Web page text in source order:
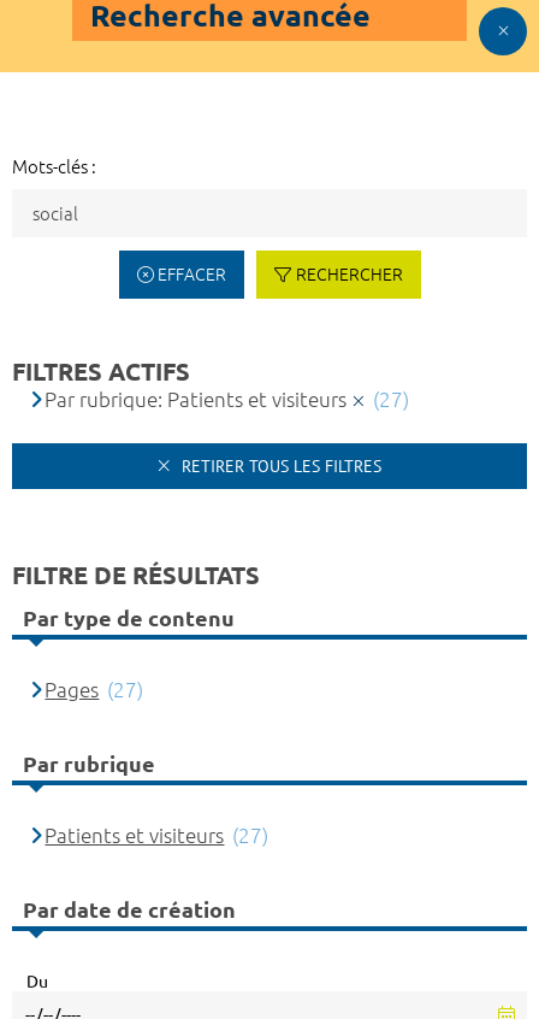
Recherche avancée
Mots-clés :
EFFACER RECHERCHER
FILTRES ACTIFS
Par rubrique: Patients et visiteurs (27)
RETIRER TOUS LES FILTRES
FILTRE DE RÉSULTATS
Par type de contenu
Pages (27)
Par rubrique
Patients et visiteurs (27)
Par date de création
Du